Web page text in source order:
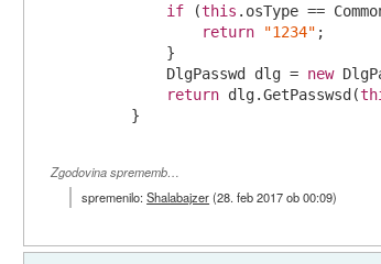
if (this .osType ==
return
"1234" ;
        }
        DlgPasswd dlg =
new
return dlg.GetPasswsd(
Zgodovina sprememb…
spremenilo:Shalabajzer(28. feb 2017 ob 00:09)